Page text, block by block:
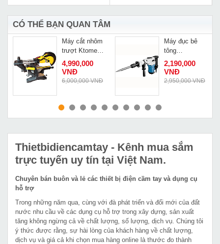
CÓ THỂ BẠN QUAN TÂM
MUA NGAY
Máy cắt nhôm
trượt Ktomer
T355
4,990,000
VNĐ
6,000,000 VNĐ
MUA NGAY
Máy đục bê
tông
Dongcheng
DZG06 6
2,190,000
VNĐ
2,950,000 VNĐ
Thietbidiencamtay - Kênh mua sắm
trực tuyến uy tín tại Việt Nam.
Chuyên bán buôn và lẻ các thiết bị điện cầm tay và dụng cụ
hỗ trợ
Trong những năm qua, cùng với đà phát triển và đổi mới của đất
nước nhu cầu về các dụng cụ hỗ trợ trong xây dựng, sản xuất
tăng không ngừng cả về chất lượng, số lượng, dịch vụ. Chúng tôi
ý thức được rằng, sự hài lòng của khách hàng về chất lượng,
dịch vụ và giá cả khi chọn mua hàng online là thước đo thành